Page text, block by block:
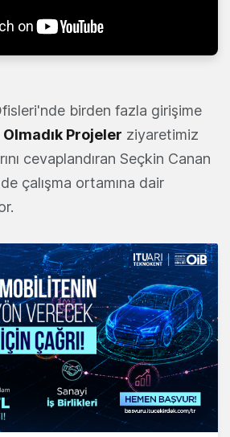
birden fazla girişime
Olmadık Projeler ziyaretimiz
cevaplandıran Seçkin Canan
çalışma ortamına dair